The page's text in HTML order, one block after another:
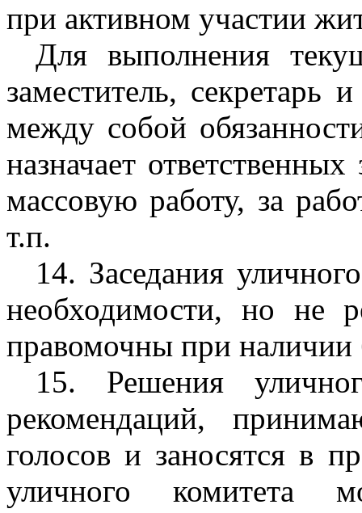
при активном участии
Для выполнения
заместитель, секретарь
между собой
назначает
массовую работу, за
т.п.
14. Заседания
необходимости, но не
правомочны при наличии
15. Решения
рекомендаций,
голосов и заносятся в
уличного комитета